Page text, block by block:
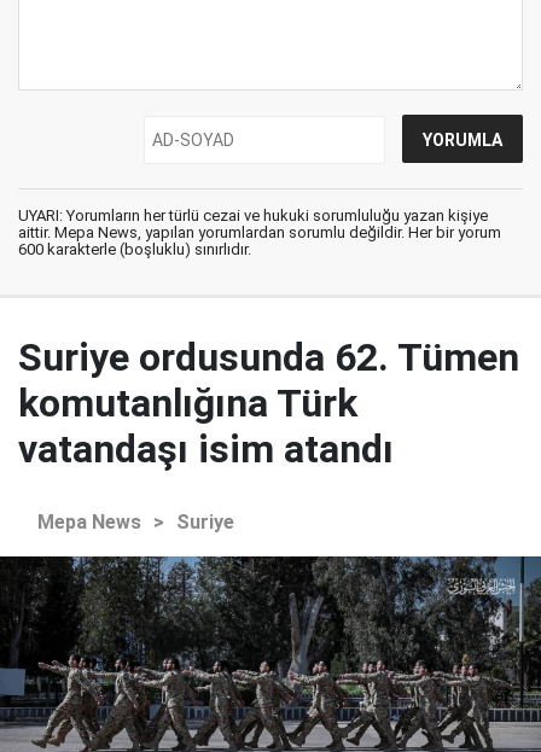
UYARI: Yorumların her türlü cezai ve hukuki sorumluluğu yazan kişiye
aittir. Mepa News, yapılan yorumlardan sorumlu değildir. Her bir yorum
600 karakterle (boşluklu) sınırlıdır.
Suriye ordusunda 62. Tümen
komutanlığına Türk
vatandaşı isim atandı
Mepa News > Suriye